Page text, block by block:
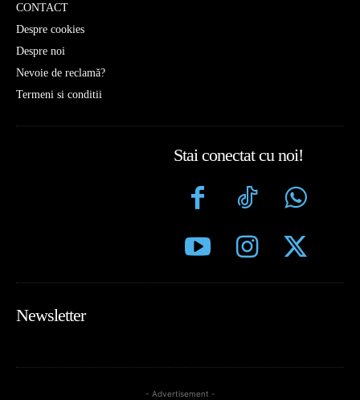
CONTACT
Despre cookies
Despre noi
Nevoie de reclamă?
Termeni si conditii
Stai conectat cu noi!
Newsletter
- Advertisement -